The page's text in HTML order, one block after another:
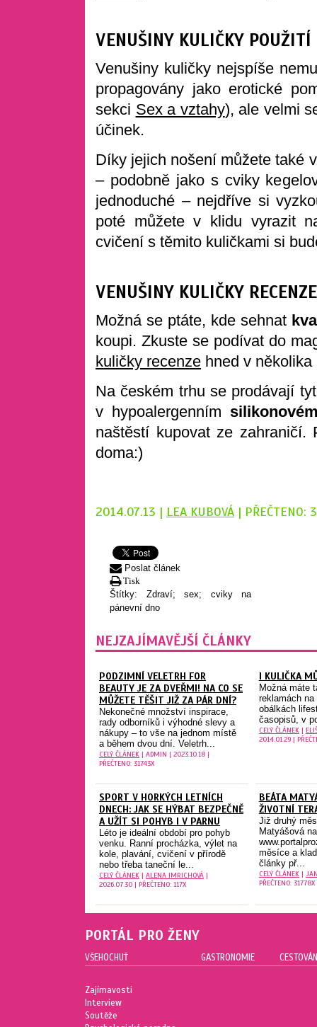
VENUŠINY KULIČKY POUŽITÍ
Venušiny kuličky nejspíše
propagovány jako erotické
sekci Sex a vztahy), ale velmi
účinek.
Díky jejich nošení můžete také
– podobně jako s cviky
jednoduché – nejdříve si
poté můžete v klidu vyrazit
cvičení s těmito kuličkami si
VENUŠINY KULIČKY RECENZE
Možná se ptáte, kde sehnat
koupi. Zkuste se podívat do
kuličky recenze hned v
Na českém trhu se prodávají
v hypoalergenním
naštěstí kupovat ze
doma:)
2014.07.13 | LEA KUBOVÁ | PŘEČTENO:
Poslat článek
Tisk
Štítky: Zdraví; sex; cviky na
pánevní dno
NEJZAJÍMAVĚJŠÍ ČLÁNKY
PODZIMNÍ VELETRH FOR
BEAUTY JE ZA DVEŘMI! NA CO SE
MŮŽETE TĚŠIT JIŽ ZA PÁR DNÍ?
Nekonečné množství inspirace,
rady odborníků i výhodné slevy a
nákupy – to vše na jednom místě
a během dvou dní. Veletrh...
CELÝ ČLÁNEK | ADMIN | 2023.10.18 |
PŘEČTENO: 31743X
I KULIČKA
Možná máte
reklamách
obálkách
časopisů, v
CELÝ ČLÁNEK|
2014.01.29 |
SPORT V HORKÝCH LETNÍCH
DNECH: JAK SE HÝBAT BEZPEČNĚ
A UŽÍT SI POHYB I V PARNU
Léto je ideální období pro pohyb
venku. Ranní procházka, výlet na
kole, plavání, cvičení v přírodě
nebo třeba taneční le...
CELÝ ČLÁNEK | ALENA IMRICHOVÁ |
2026.07.30 | PŘEČTENO: 117X
BEÁTA
ŽIVOTNÍ
Již druhý
Matyášová na
měsíce a
články př...
CELÝ ČLÁNEK|
PŘEČTENO: 31778X
PORTÁL PRO ŽENY
VŠEHOCHUŤ
Zajímavosti
Interview
Soutěže
GASTRONOMIE